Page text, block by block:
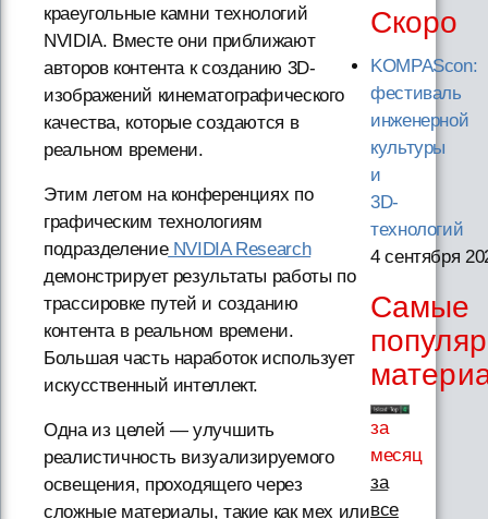
краеугольные камни технологий
NVIDIA. Вместе они приближают
авторов контента к созданию 3D-
изображений кинематографического
качества, которые создаются в
реальном времени.
Этим летом на конференциях по
графическим технологиям
подразделениеNVIDIA Research
демонстрирует результаты работы по
трассировке путей и созданию
контента в реальном времени.
Большая часть наработок использует
искусственный интеллект.
Одна из целей — улучшить
реалистичность визуализируемого
освещения, проходящего через
сложные материалы, такие как мех или
Скоро
KOMPAScon:
фестиваль
инженерной
культуры
и
3D-
технологий
4 сентября
Самые
за
месяц
за
все